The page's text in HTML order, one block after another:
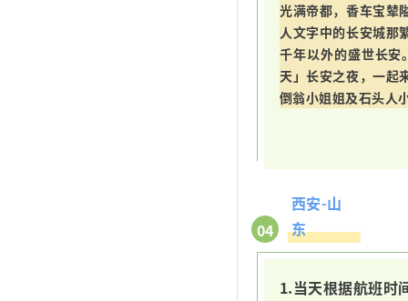
光满帝都，香车宝辇
人文字中的长安城那
千年以外的盛世长安
天」长安之夜，一起
倒翁小姐姐及石头人
04
西安-山
东
1.当天根据航班时